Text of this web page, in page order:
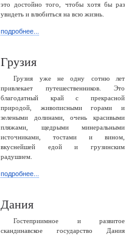
это достойно того, чтобы хотя бы раз
увидеть и влюбиться на всю жизнь.
подробнее...
Грузия
Грузия уже не одну сотню лет
привлекает путешественников. Это
благодатный край с прекрасной
природой, живописными горами и
зелеными долинами, очень красивыми
пляжами, щедрыми минеральными
источниками, тостами и вином,
вкуснейшей едой и грузинским
радушием.
подробнее...
Дания
Гостеприимное и развитое
скандинавское государство Дания